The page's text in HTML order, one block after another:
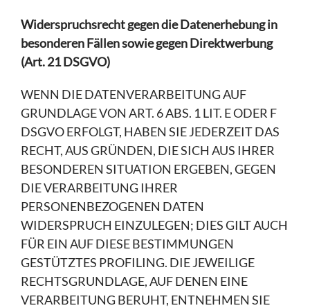
Widerspruchsrecht gegen die Datenerhebung in
besonderen Fällen sowie gegen Direktwerbung
(Art. 21 DSGVO)
WENN DIE DATENVERARBEITUNG AUF
GRUNDLAGE VON ART. 6 ABS. 1 LIT. E ODER F
DSGVO ERFOLGT, HABEN SIE JEDERZEIT DAS
RECHT, AUS GRÜNDEN, DIE SICH AUS IHRER
BESONDEREN SITUATION ERGEBEN, GEGEN
DIE VERARBEITUNG IHRER
PERSONENBEZOGENEN DATEN
WIDERSPRUCH EINZULEGEN; DIES GILT AUCH
FÜR EIN AUF DIESE BESTIMMUNGEN
GESTÜTZTES PROFILING. DIE JEWEILIGE
RECHTSGRUNDLAGE, AUF DENEN EINE
VERARBEITUNG BERUHT, ENTNEHMEN SIE